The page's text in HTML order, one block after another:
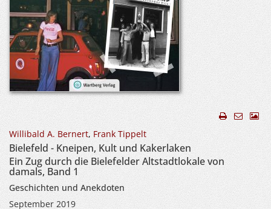
Willibald A. Bernert, Frank Tippelt
Bielefeld - Kneipen, Kult und Kakerlaken
Ein Zug durch die Bielefelder Altstadtlokale von
damals, Band 1
Geschichten und Anekdoten
September 2019